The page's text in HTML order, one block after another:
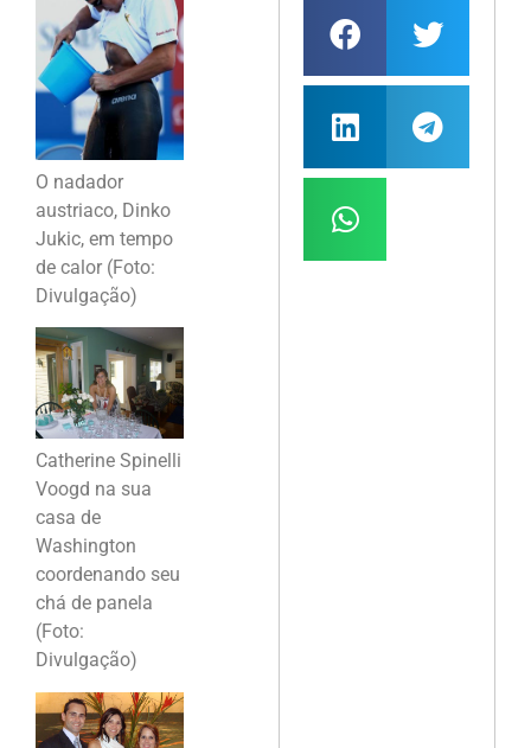
O nadador
austriaco, Dinko
Jukic, em tempo
de calor (Foto:
Divulgação)
Catherine Spinelli
Voogd na sua
casa de
Washington
coordenando seu
chá de panela
(Foto:
Divulgação)